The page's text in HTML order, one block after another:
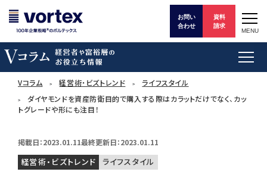
お問い
合わせ
資料
請求
MENU
Vコラム 経営術・ビズトレンド
ライフスタイル
ダイヤモンドを資産防衛目的で購入する際はカラットだけでなく、カッ
トグレードや形にも注目！
掲載日：2023.01.11最終更新日：2023.01.11
経営術・ビズトレンド ライフスタイル